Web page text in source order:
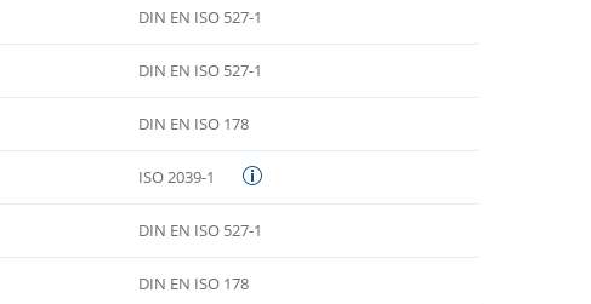
DIN EN ISO 527-1
DIN EN ISO 527-1
DIN EN ISO 178
ISO 2039-1
DIN EN ISO 527-1
DIN EN ISO 178